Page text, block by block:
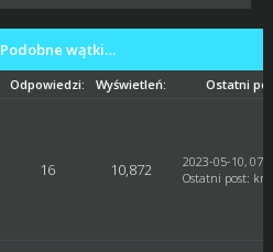
Podobne wątki…
Odpowiedzi: Wyświetleń: Ostatni
16 10,872
2023-05-10,
Ostatni post: